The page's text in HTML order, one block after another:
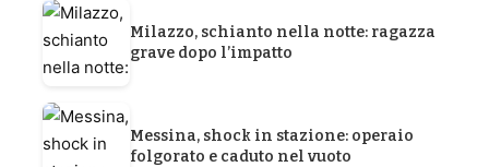
Milazzo, schianto nella notte: ragazza
grave dopo l’impatto
Messina, shock in stazione: operaio
folgorato e caduto nel vuoto